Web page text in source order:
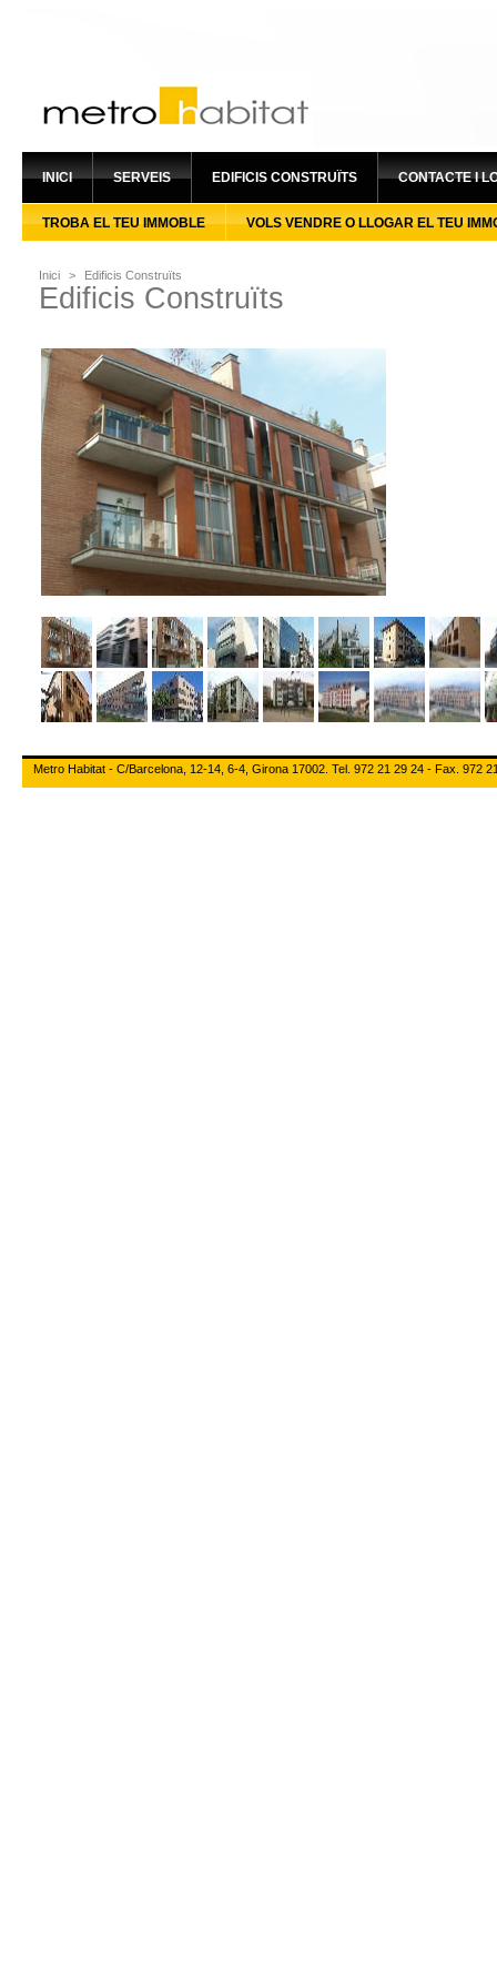
INICI SERVEIS EDIFICIS CONSTRUÏTS CONTACTE I
TROBA EL TEU IMMOBLE VOLS VENDRE O LLOGAR EL TEU
Inici > Edificis Construïts
Edificis Construïts
Metro Habitat - C/Barcelona, 12-14, 6-4, Girona 17002. Tel. 972 21 29 24 - Fax. 972